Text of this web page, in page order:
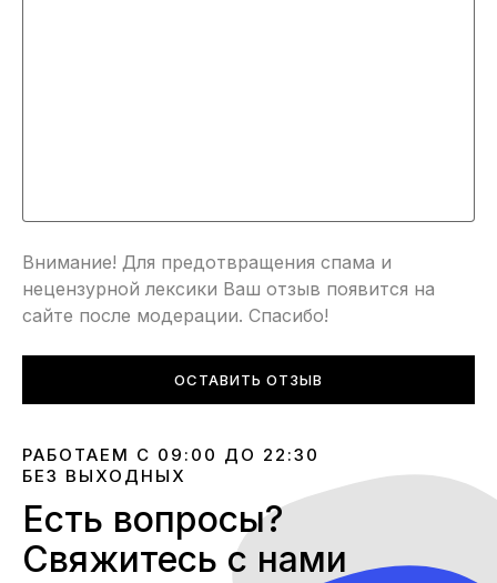
Внимание! Для предотвращения спама и
нецензурной лексики Ваш отзыв появится на
сайте после модерации. Спасибо!
ОСТАВИТЬ ОТЗЫВ
РАБОТАЕМ С 09:00 ДО 22:30
БЕЗ ВЫХОДНЫХ
Есть вопросы?
Свяжитесь с нами